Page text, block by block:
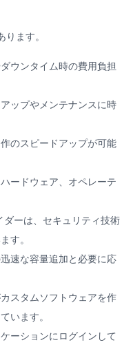
ます。
ウンタイム時の費用負担
ップやメンテナンスに時
のスピードアップが可能
ードウェア、オペレーテ
ーは、セキュリティ技術
す。
速な容量追加と必要に応
スタムソフトウェアを作
います。
ーションにログインして